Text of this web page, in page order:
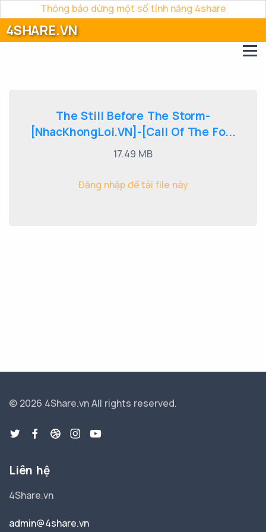
Thông báo dừng một số tính năng 4share
4SHARE.VN
The Still Before The Storm-
[NhacKhongLoi.VN]-[Call Of The Fo...
17.49 MB
Đăng nhập để tải file này
© 2026 4Share.vnAll rights reserved.
Liên hệ
4Share.vn
admin@4share.vn